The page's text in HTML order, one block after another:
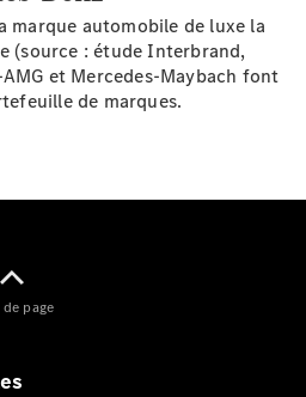
marque automobile de luxe la
(source : étude Interbrand,
et Mercedes-Maybach font
de marques.
page